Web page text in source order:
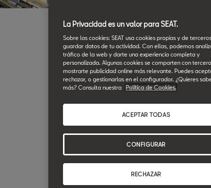
Introducción
Mediante la presente Política de
tratamiento y uso de sus datos
web, así como respecto al resto de
el responsable del tratamiento en su
La Privacidad es un valor para SEAT.
Sobre las cookies: SEAT usa cookies propias y de
guardar datos de tu actividad. Con ellas, podemos
tráfico de la web y darte una experiencia completa y
personalizada. Algunas cookies se comparten con
mostrarte publicidad online más relevante. Puedes
rechazar, o gestionarlas en el configurador. ¿Quieres
más? Consulta nuestra
Política de Cookies.
RECHAZAR
ACEPTAR TODAS
CONFIGURAR